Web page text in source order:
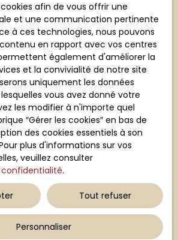
de mes données
au RGPD. Si vous ne
faire l'objet de prospection
voie téléphonique, vous pouvez
sur la liste d'opposition
téléphonique, prévu par l'article
de la consommation, sur le site
ou par courrier
Service Bloctel, CS 61311, 41013
plus sur le traitement de vos
veuillez consulter notre
.
afin de vous offrir une
et une communication pertinente
à ces technologies, nous pouvons
en rapport avec vos centres
également d'améliorer la
et la convivialité de notre site
uniquement les données
vous avez donné votre
les modifier à n'importe quel
″Gérer les cookies″ en bas de
des cookies essentiels à son
plus d'informations sur vos
veuillez consulter
.
Tout refuser
Personnaliser